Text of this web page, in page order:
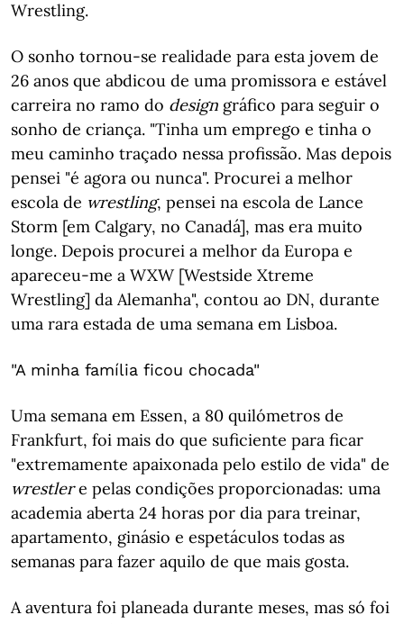
Wrestling.
O sonho tornou-se realidade para esta jovem de
26 anos que abdicou de uma promissora e estável
carreira no ramo do design gráfico para seguir o
sonho de criança. "Tinha um emprego e tinha o
meu caminho traçado nessa profissão. Mas depois
pensei "é agora ou nunca". Procurei a melhor
escola de wrestling, pensei na escola de Lance
Storm [em Calgary, no Canadá], mas era muito
longe. Depois procurei a melhor da Europa e
apareceu-me a WXW [Westside Xtreme
Wrestling] da Alemanha", contou ao DN, durante
uma rara estada de uma semana em Lisboa.
"A minha família ficou chocada"
Uma semana em Essen, a 80 quilómetros de
Frankfurt, foi mais do que suficiente para ficar
"extremamente apaixonada pelo estilo de vida" de
wrestlere pelas condições proporcionadas: uma
academia aberta 24 horas por dia para treinar,
apartamento, ginásio e espetáculos todas as
semanas para fazer aquilo de que mais gosta.
A aventura foi planeada durante meses, mas só foi